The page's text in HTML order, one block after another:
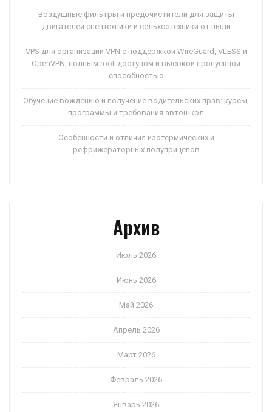
Воздушные фильтры и предочистители для защиты
двигателей спецтехники и сельхозтехники от пыли
VPS для организации VPN с поддержкой WireGuard, VLESS и
OpenVPN, полным root-доступом и высокой пропускной
способностью
Обучение вождению и получение водительских прав: курсы,
программы и требования автошкол
Особенности и отличия изотермических и
рефрижераторных полуприцепов
Архив
Июль 2026
Июнь 2026
Май 2026
Апрель 2026
Март 2026
Февраль 2026
Январь 2026